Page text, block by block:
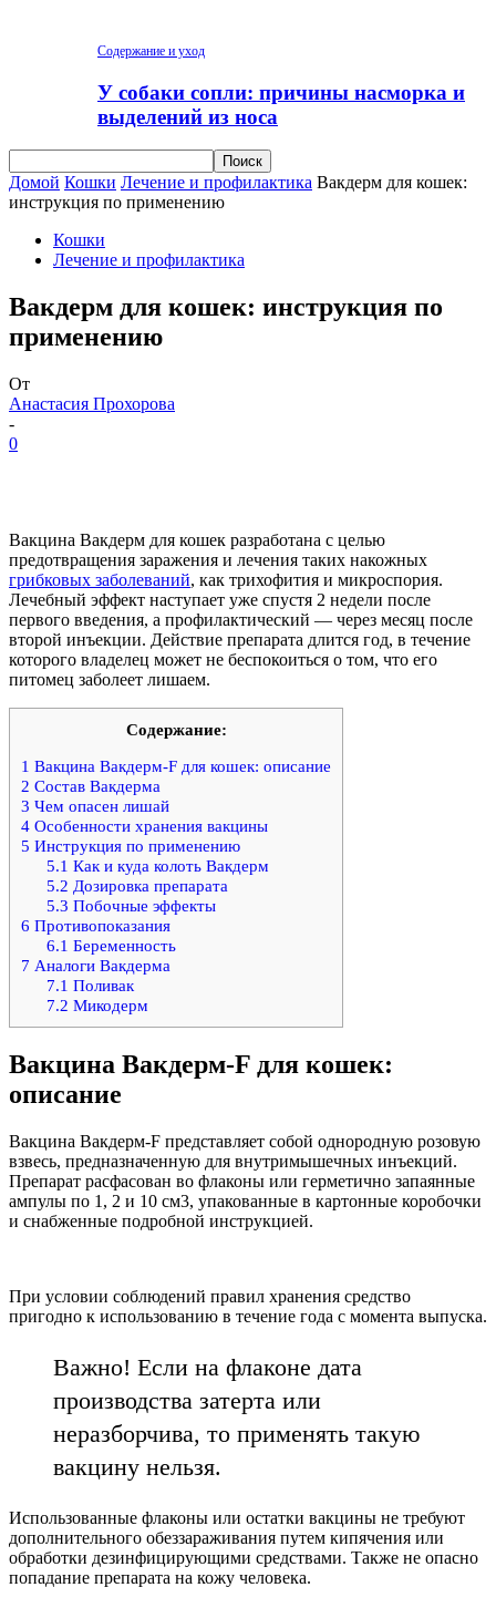
Содержание и уход
У собаки сопли: причины насморка и
выделений из носа
Домой Кошки Лечение и профилактика Вакдерм для кошек:
инструкция по применению
Кошки
Лечение и профилактика
Вакдерм для кошек: инструкция по
применению
От
Анастасия Прохорова
-
0
Вакцина Вакдерм для кошек разработана с целью
предотвращения заражения и лечения таких накожных
грибковых заболеваний, как трихофития и микроспория.
Лечебный эффект наступает уже спустя 2 недели после
первого введения, а профилактический — через месяц после
второй инъекции. Действие препарата длится год, в течение
которого владелец может не беспокоиться о том, что его
питомец заболеет лишаем.
Содержание:
1 Вакцина Вакдерм-F для кошек: описание
2 Состав Вакдерма
3 Чем опасен лишай
4 Особенности хранения вакцины
5 Инструкция по применению
5.1 Как и куда колоть Вакдерм
5.2 Дозировка препарата
5.3 Побочные эффекты
6 Противопоказания
6.1 Беременность
7 Аналоги Вакдерма
7.1 Поливак
7.2 Микодерм
Вакцина Вакдерм-F для кошек:
описание
Вакцина Вакдерм-F представляет собой однородную розовую
взвесь, предназначенную для внутримышечных инъекций.
Препарат расфасован во флаконы или герметично запаянные
ампулы по 1, 2 и 10 см3, упакованные в картонные коробочки
и снабженные подробной инструкцией.
При условии соблюдений правил хранения средство
пригодно к использованию в течение года с момента выпуска.
Важно! Если на флаконе дата
производства затерта или
неразборчива, то применять такую
вакцину нельзя.
Использованные флаконы или остатки вакцины не требуют
дополнительного обеззараживания путем кипячения или
обработки дезинфицирующими средствами. Также не опасно
попадание препарата на кожу человека.